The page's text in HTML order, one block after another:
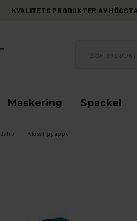
KVALITETS PRODUKTER AV
Maskering Spackel
Klosslippapper